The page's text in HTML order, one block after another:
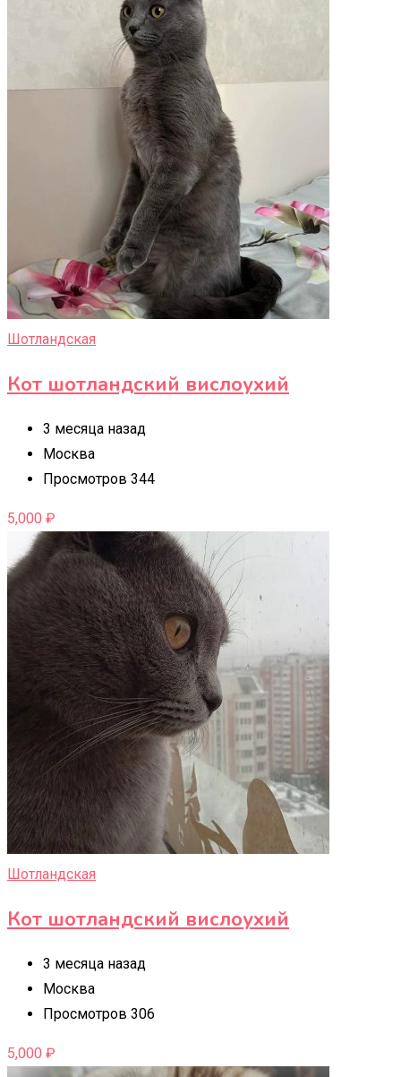
Шотландская
Кот шотландский вислоухий
3 месяца назад
Москва
Просмотров 344
5,000 ₽
Шотландская
Кот шотландский вислоухий
3 месяца назад
Москва
Просмотров 306
5,000 ₽